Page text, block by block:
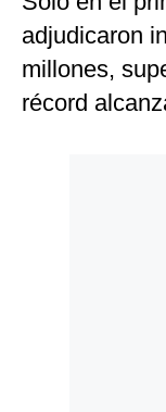
adjudicaron
millones,
récord